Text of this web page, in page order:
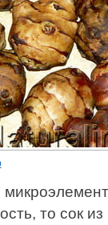
то сок